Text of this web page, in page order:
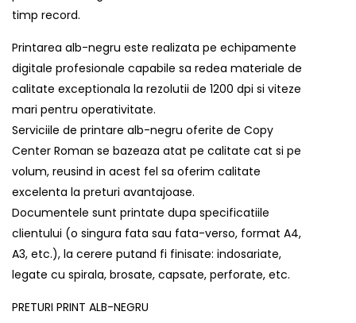
timp record.
Printarea alb-negru este realizata pe echipamente
digitale profesionale capabile sa redea materiale de
calitate exceptionala la rezolutii de 1200 dpi si viteze
mari pentru operativitate.
Serviciile de printare alb-negru oferite de Copy
Center Roman se bazeaza atat pe calitate cat si pe
volum, reusind in acest fel sa oferim calitate
excelenta la preturi avantajoase.
Documentele sunt printate dupa specificatiile
clientului (o singura fata sau fata-verso, format A4,
A3, etc.), la cerere putand fi finisate: indosariate,
legate cu spirala, brosate, capsate, perforate, etc.
PRETURI PRINT ALB-NEGRU